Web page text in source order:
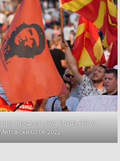
предлог пред Влада. Фото: